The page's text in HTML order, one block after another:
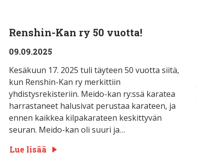
Renshin-Kan ry 50 vuotta!
09.09.2025
Kesäkuun 17. 2025 tuli täyteen 50 vuotta siitä,
kun Renshin-Kan ry merkittiin
yhdistysrekisteriin. Meido-kan ry:ssä karatea
harrastaneet halusivat perustaa karateen, ja
ennen kaikkea kilpakarateen keskittyvän
seuran. Meido-kan oli suuri ja…
Lue lisää